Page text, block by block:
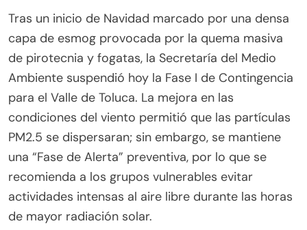
Tras un inicio de Navidad marcado por una densa
capa de esmog provocada por la quema masiva
de pirotecnia y fogatas, la Secretaría del Medio
Ambiente suspendió hoy la Fase I de Contingencia
para el Valle de Toluca. La mejora en las
condiciones del viento permitió que las partículas
PM2.5 se dispersaran; sin embargo, se mantiene
una “Fase de Alerta” preventiva, por lo que se
recomienda a los grupos vulnerables evitar
actividades intensas al aire libre durante las horas
de mayor radiación solar.